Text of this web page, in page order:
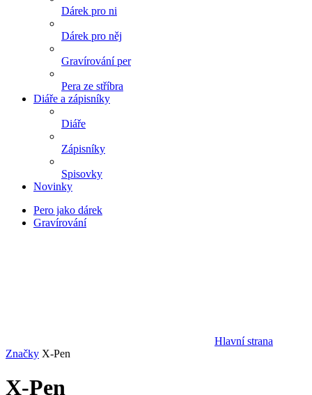
Dárek pro ni
Dárek pro něj
Gravírování per
Pera ze stříbra
Diáře a zápisníky
Diáře
Zápisníky
Spisovky
Novinky
Pero jako dárek
Gravírování
Hlavní strana
Značky X-Pen
X-Pen